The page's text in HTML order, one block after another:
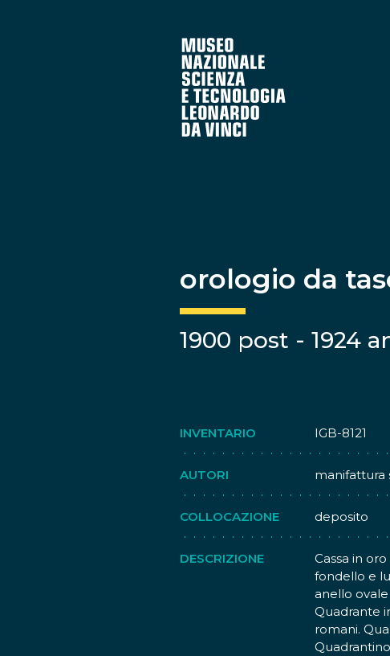
orologio da
1900 post - 1924
INVENTARIO IGB-8121
AUTORI manifattura
COLLOCAZIONE deposito
DESCRIZIONE
Cassa in
fondello e
anello
Quadrante
romani.